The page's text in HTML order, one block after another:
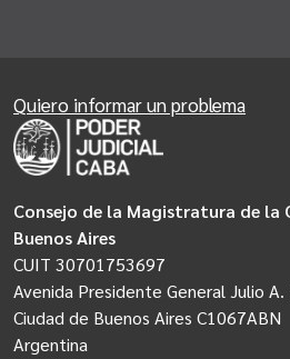
Consejo de la Magistratura de la
Buenos Aires
CUIT 30701753697
Avenida Presidente General Julio A.
Ciudad de Buenos Aires C1067ABN
Argentina
Quiero informar un problema